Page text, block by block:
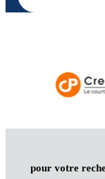
pour votre